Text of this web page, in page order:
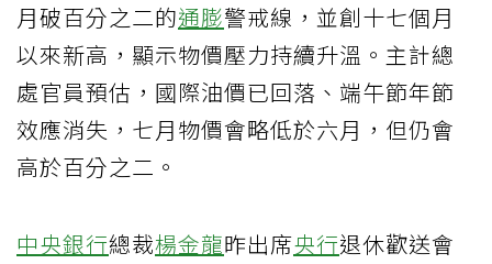
月破百分之二的通膨警戒線，並創十七個月
以來新高，顯示物價壓力持續升溫。主計總
處官員預估，國際油價已回落、端午節年節
效應消失，七月物價會略低於六月，但仍會
高於百分之二。
中央銀行總裁楊金龍昨出席央行退休歡送會